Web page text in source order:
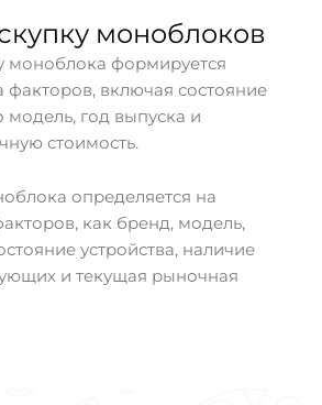
моноблоков
моноблока формируется
факторов, включая состояние
модель, год выпуска и
стоимость.
определяется на
как бренд, модель,
устройства, наличие
и текущая рыночная